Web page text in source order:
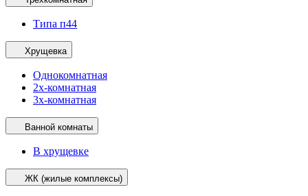
Типа п44
Хрущевка
Однокомнатная
2х-комнатная
3х-комнатная
Ванной комнаты
В хрущевке
ЖК (жилые комплексы)